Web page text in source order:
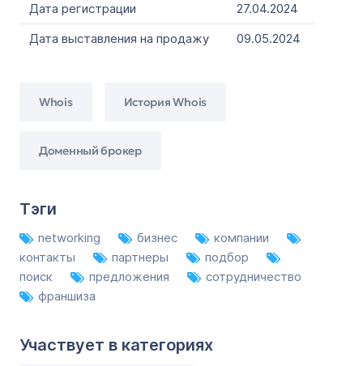
Дата регистрации
27.04.2024
Дата выставления на продажу
09.05.2024
Whois История Whois
Доменный брокер
Тэги
networking бизнес
компании
контакты
партнеры
подбор
поиск
предложения
сотрудничество
франшиза
Участвует в категориях